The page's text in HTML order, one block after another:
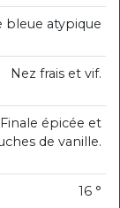
bleue atypique
Nez frais et vif.
épicée et
de vanille.
16 °